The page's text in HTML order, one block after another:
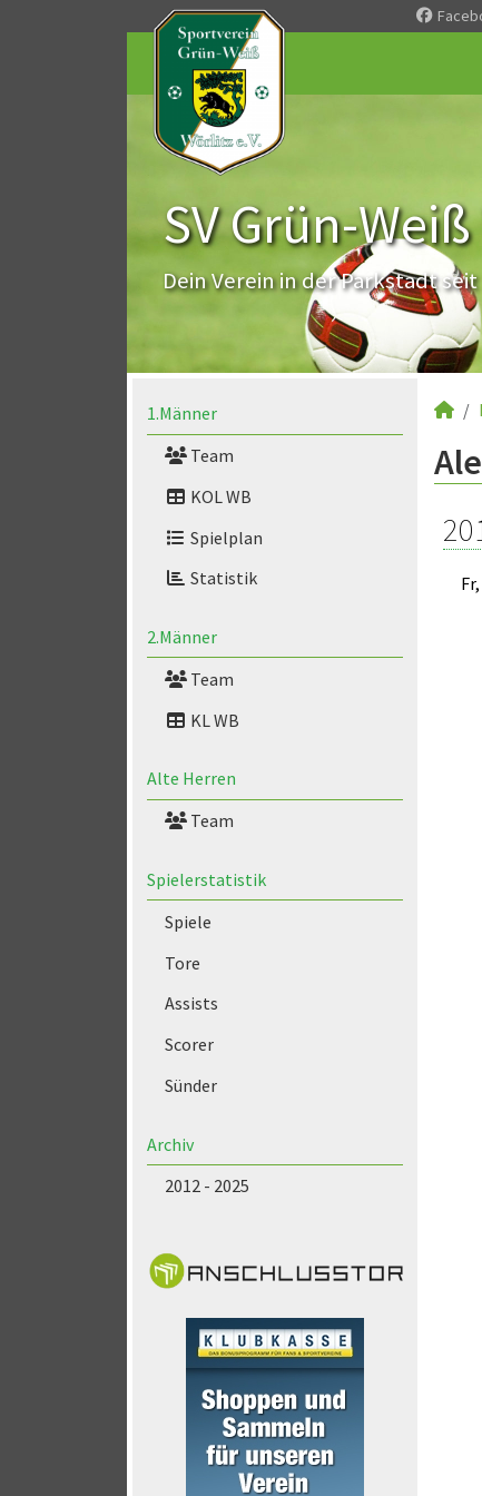
SV Grün-
Dein Verein in der Parkstadt seit
1.Männer
Team
KOL WB
Spielplan
Statistik
2.Männer
Team
KL WB
Alte Herren
Team
Spielerstatistik
Spiele
Tore
Assists
Scorer
Sünder
Archiv
2012 - 2025